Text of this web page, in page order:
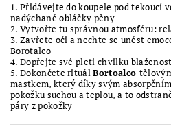
1. Přidávejte do koupele pod tekoucí
nadýchané obláčky pěny
2. Vytvořte tu správnou atmosféru:
3. Zavřete oči a nechte se unést
Borotalco
4. Dopřejte své pleti chvilku
5. Dokončete rituálBortoalco
mastkem, který díky svým
pokožku suchou a teplou, a to
páry z pokožky